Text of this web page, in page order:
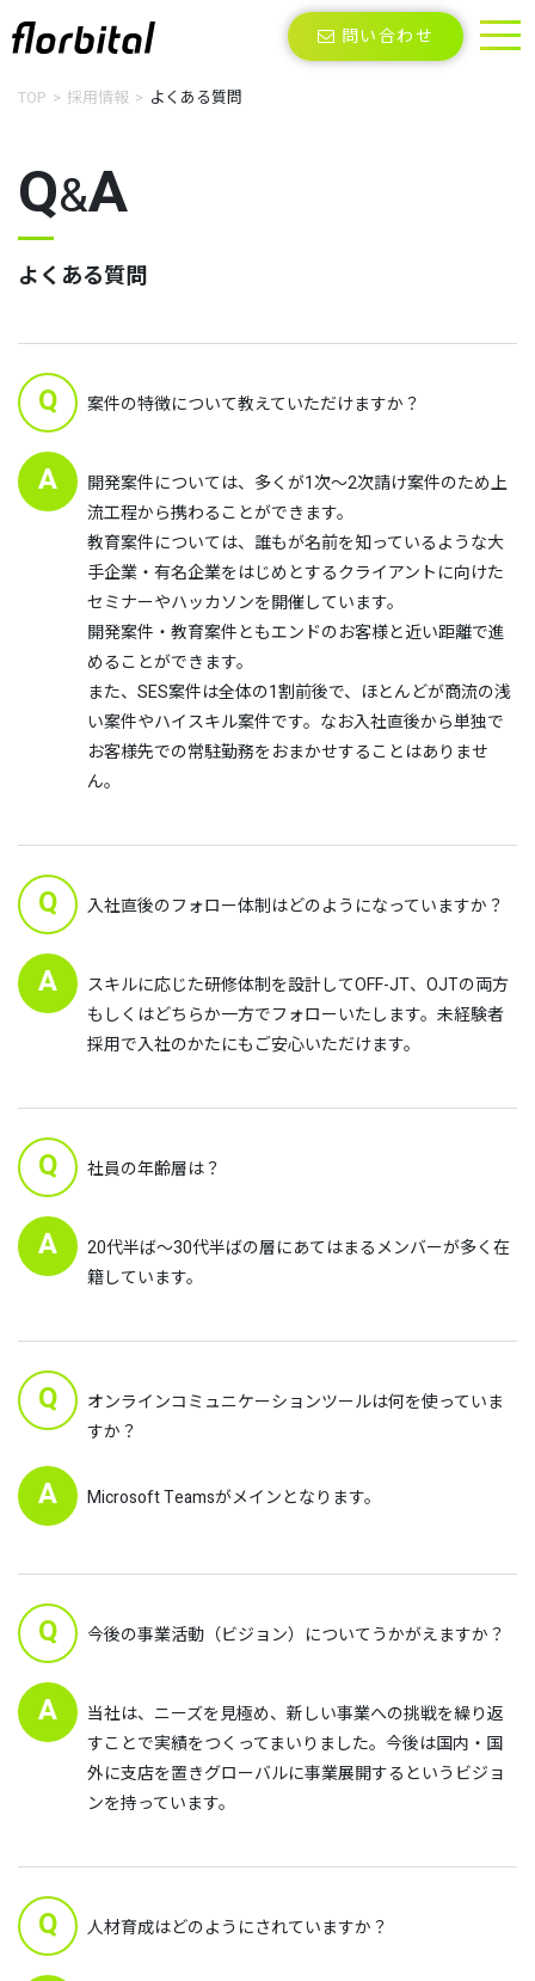
問い合わせ
TOP 採用情報 よくある質問
Q&A
よくある質問
Q 案件の特徴について教えていただけますか？
A
開発案件については、多くが1次～2次請け案件のため上
流工程から携わることができます。
教育案件については、誰もが名前を知っているような大
手企業・有名企業をはじめとするクライアントに向けた
セミナーやハッカソンを開催しています。
開発案件・教育案件ともエンドのお客様と近い距離で進
めることができます。
また、SES案件は全体の1割前後で、ほとんどが商流の浅
い案件やハイスキル案件です。なお入社直後から単独で
お客様先での常駐勤務をおまかせすることはありませ
ん。
Q 入社直後のフォロー体制はどのようになっていますか？
A
スキルに応じた研修体制を設計してOFF-JT、OJTの両方
もしくはどちらか一方でフォローいたします。未経験者
採用で入社のかたにもご安心いただけます。
Q 社員の年齢層は？
A
20代半ば～30代半ばの層にあてはまるメンバーが多く在
籍しています。
Q
オンラインコミュニケーションツールは何を使っていま
すか？
A Microsoft Teamsがメインとなります。
Q 今後の事業活動（ビジョン）についてうかがえますか？
A
当社は、ニーズを見極め、新しい事業への挑戦を繰り返
すことで実績をつくってまいりました。今後は国内・国
外に支店を置きグローバルに事業展開するというビジョ
ンを持っています。
Q 人材育成はどのようにされていますか？